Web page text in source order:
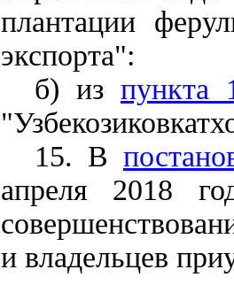
плантации
экспорта":
б) из пункта
15. В
апреля 2018
и владельцев